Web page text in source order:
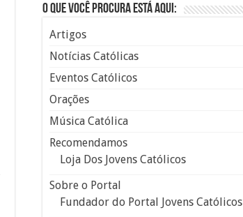
O que você procura está aqui:
Artigos
Notícias Católicas
Eventos Católicos
Orações
Música Católica
Recomendamos
Loja Dos Jovens Católicos
Sobre o Portal
Fundador do Portal Jovens Católicos